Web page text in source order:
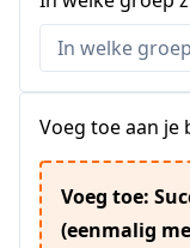
Voeg toe aan je
Voeg toe:
(eenmalig